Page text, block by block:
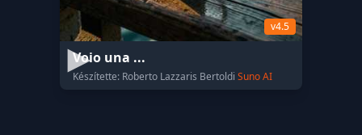
v4.5
Voio una ...
Készítette: Roberto Lazzaris Bertoldi Suno AI